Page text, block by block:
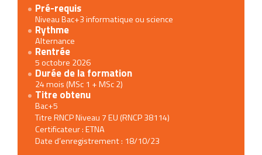
science
Pré-requis
Niveau Bac+3 informatique ou science
Rythme
Alternance
Rentrée
5 octobre 2026
Durée de la formation
24 mois (MSc 1 + MSc 2)
Titre obtenu
Bac+5
Titre RNCP Niveau 7 EU (RNCP 38114)
Certificateur : ETNA
Date d’enregistrement : 18/10/23